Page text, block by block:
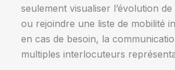
seulement visualiser l’évolution
ou rejoindre une liste de mobilité
en cas de besoin, la
multiples interlocuteurs